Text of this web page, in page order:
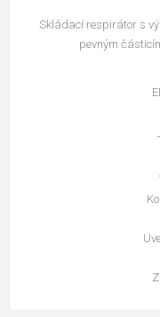
Skládací respirátor s
pevným